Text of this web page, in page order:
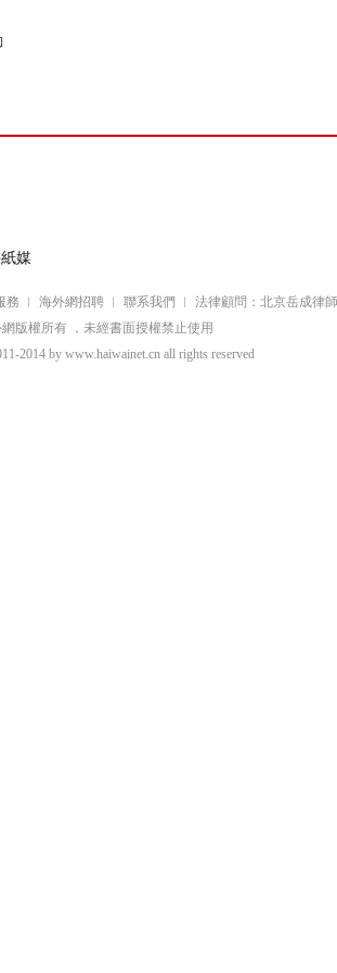
紙媒
務 ︱ 海外網招聘 ︱ 聯系我們 ︱
法律顧問：北京岳成律
版權所有 ，未經書面授權禁止使用
2014 by www.haiwainet.cn all rights reserved